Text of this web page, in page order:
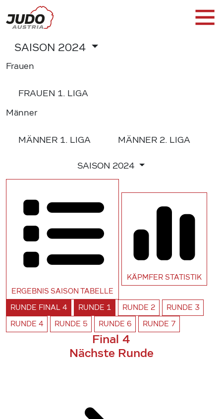
SAISON 2024
Frauen
FRAUEN 1. LIGA
Männer
MÄNNER 1. LIGA MÄNNER 2. LIGA
SAISON 2024
ERGEBNIS SAISON TABELLE
KÄPMFER STATISTIK
RUNDE FINAL 4 RUNDE 1 RUNDE 2 RUNDE 3
RUNDE 4 RUNDE 5 RUNDE 6 RUNDE 7
Final 4
Nächste Runde